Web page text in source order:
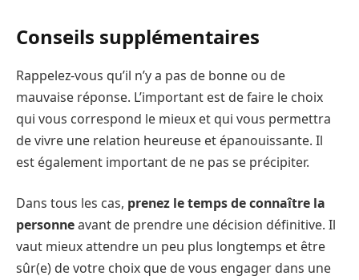
Conseils supplémentaires
Rappelez-vous qu’il n’y a pas de bonne ou de
mauvaise réponse. L’important est de faire le choix
qui vous correspond le mieux et qui vous permettra
de vivre une relation heureuse et épanouissante. Il
est également important de ne pas se précipiter.
Dans tous les cas, prenez le temps de connaître la
personneavant de prendre une décision définitive. Il
vaut mieux attendre un peu plus longtemps et être
sûr(e) de votre choix que de vous engager dans une